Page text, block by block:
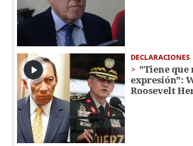
DECLARACIONES
"Tiene
expresión":
Roosevelt